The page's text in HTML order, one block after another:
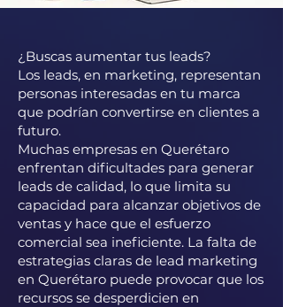
¿Buscas aumentar tus leads?
Los leads, en marketing, representan
personas interesadas en tu marca
que podrían convertirse en clientes a
futuro.
Muchas empresas en Querétaro
enfrentan dificultades para generar
leads de calidad, lo que limita su
capacidad para alcanzar objetivos de
ventas y hace que el esfuerzo
comercial sea ineficiente. La falta de
estrategias claras de lead marketing
en Querétaro puede provocar que los
recursos se desperdicien en